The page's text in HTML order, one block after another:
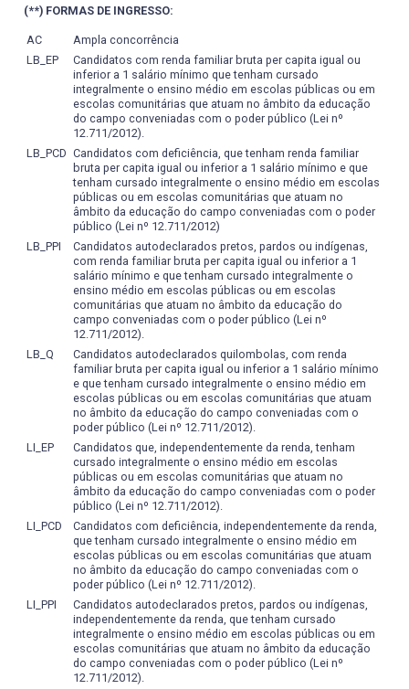
concepções de linguagem e os seus usos, bem como
artística e ideológica.
Propiciar o uso de novas tecnologias relacionadas ao
ensino.
Fazer com que o aluno assuma sua formação
acadêmico-profissional como processo contínuo,
autônomo e permanente.
Motivar o aluno a participar de projetos que articulem
ensino, pesquisa e extensão.
palavras, as práticas avaliativas visam a diagnosticar “o
exercício consciente e competente da profissão de
professor e da cidadania (BARROS, 2010, p. 12).
As avaliações são diversificadas e fundamentadas em
critérios flexíveis às especificidades das diferentes
disciplinas e áreas de conhecimento. Entre outros
aspectos, visam a identificar interesses, aptidões, traços
de personalidade e graus de envolvimento, para facilitar a
aprendizagem e a aplicação dos conhecimentos através
de atividades de ensino, pesquisa e extensão.
As avaliações do processo ensino-aprendizagem
seguirão o disposto nos artigos 65, 66, 67, 68, 69 e 70 do
Regulamento do Ensino de Graduação da UFPel.
Acrescenta-se ainda que será considerado aprovado o
aluno que, com pelo menos 75% de presenças na
disciplina, obtiver média 7,0, resultado da soma e divisão
pelo número de avaliações presenciais (no mínimo 2 e
com o mesmo peso) realizadas durante o semestre e
cujo peso será estabelecido pelo professor da disciplina. O
aluno que não frequentar no mínimo 75% da disciplina
será considerado reprovado, independentemente da
média obtida. Aquele que tiver a frequência mínima e
atingir a média entre 3,0 e 6,9 poderá prestar exame, que
consistirá na realização de uma prova (peso dez) sobre o
conteúdo desenvolvido no semestre. A nota do exame
será somada à nota final do semestre e dividida por 2. O
resultado para aprovação deverá ser igual ou superior a 5.
O docente apresenta à turma no início do período letivo os
instrumentos, critérios e conceitos de avaliação,
conforme o plano de ensino. Além disso, discute os
resultados de cada avaliação parcial antes do próximo
processo avaliativo, conforme o estipulado no artigo 67
do regulamento do ensino de graduação da UFPel.
O objetivo central dos processos de avaliação consiste na
formação acadêmica e cidadã do discente, visando a sua
Linguísticos, Ensino e Aprendizagem de Línguas, Estudos
de Intertextualidade e Estudos de Literatura e
História).Nesse sentido também, existe no CLC uma forte
integração entre os cursos de graduação e de pós-
graduaçãostrictoelato sensu.Tal integração ocorre de
diversas formas:
1) Atuação de todos os professores da Especialização e
do Mestrado também na graduação.
2) Inclusão de alunos da graduação nas linhas de
pesquisa desenvolvidas na pós-graduação.
3) Participação de professores pesquisadores da
graduação em grupos de pesquisa do CNPq liderados por
professores da Especialização e do Mestrado.
4) Organização de eventos científicos em parceria entre a
graduação e a pós-graduação.
A partir do diagnóstico a ser extraído da Pesquisa do
Egresso será possível planejar e promover a oferta de
cursos de formação continuada adequada às
necessidades profissionais de cada área de atuação.
(**) FORMAS DE INGRESSO:
AC
Ampla concorrência
LB_EP
Candidatos com renda familiar bruta per capita igual ou
inferior a 1 salário mínimo que tenham cursado
integralmente o ensino médio em escolas públicas ou em
escolas comunitárias que atuam no âmbito da educação
do campo conveniadas com o poder público (Lei nº
12.711/2012).
LB_PCD Candidatos com deficiência, que tenham renda familiar
bruta per capita igual ou inferior a 1 salário mínimo e que
tenham cursado integralmente o ensino médio em escolas
públicas ou em escolas comunitárias que atuam no
âmbito da educação do campo conveniadas com o poder
público (Lei nº 12.711/2012)
LB_PPI
Candidatos autodeclarados pretos, pardos ou indígenas,
com renda familiar bruta per capita igual ou inferior a 1
salário mínimo e que tenham cursado integralmente o
ensino médio em escolas públicas ou em escolas
comunitárias que atuam no âmbito da educação do
campo conveniadas com o poder público (Lei nº
12.711/2012).
LB_Q
Candidatos autodeclarados quilombolas, com renda
familiar bruta per capita igual ou inferior a 1 salário mínimo
e que tenham cursado integralmente o ensino médio em
escolas públicas ou em escolas comunitárias que atuam
no âmbito da educação do campo conveniadas com o
poder público (Lei nº 12.711/2012).
LI_EP
Candidatos que, independentemente da renda, tenham
cursado integralmente o ensino médio em escolas
públicas ou em escolas comunitárias que atuam no
âmbito da educação do campo conveniadas com o poder
público (Lei nº 12.711/2012).
LI_PCD
Candidatos com deficiência, independentemente da renda,
que tenham cursado integralmente o ensino médio em
escolas públicas ou em escolas comunitárias que atuam
no âmbito da educação do campo conveniadas com o
poder público (Lei nº 12.711/2012).
LI_PPI
Candidatos autodeclarados pretos, pardos ou indígenas,
independentemente da renda, que tenham cursado
integralmente o ensino médio em escolas públicas ou em
escolas comunitárias que atuam no âmbito da educação
do campo conveniadas com o poder público (Lei nº
12.711/2012).